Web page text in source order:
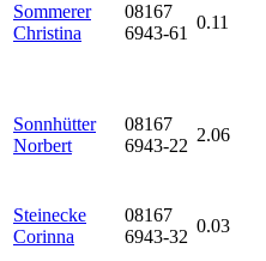
Sommerer
Christina
08167
6943-61
0.11
Sonnhütter
Norbert
08167
6943-22
2.06
Steinecke
Corinna
08167
6943-32
0.03